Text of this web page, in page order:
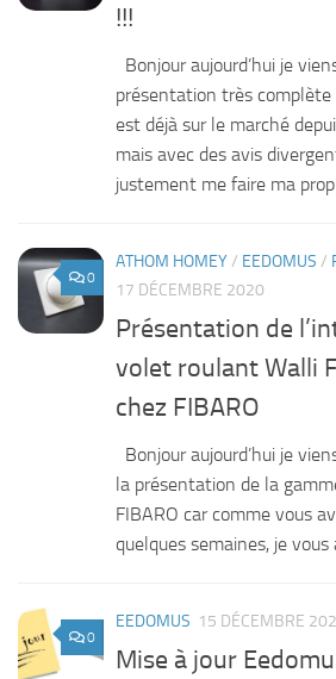
!!!
Bonjour aujourd’hui je
présentation très complète
est déjà sur le marché
mais avec des avis
justement me faire ma
0
ATHOM HOMEY/ EEDOMUS /
17 DÉCEMBRE 2020
Présentation de
volet roulant Walli
chez FIBARO
Bonjour aujourd’hui je
la présentation de la
FIBARO car comme vous
quelques semaines, je vous
0
EEDOMUS 15 DÉCEMBRE
Mise à jour